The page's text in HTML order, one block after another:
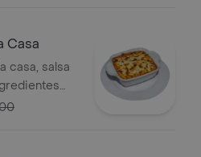
Casa
casa, salsa